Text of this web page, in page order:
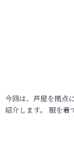
今回は、芦屋を拠点
紹介します。 服を